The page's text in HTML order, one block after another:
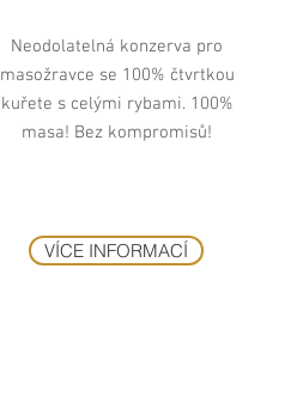
Neodolatelná konzerva pro
masožravce se 100% čtvrtkou
kuřete s celými rybami. 100%
masa! Bez kompromisů!
VÍCE INFORMACÍ